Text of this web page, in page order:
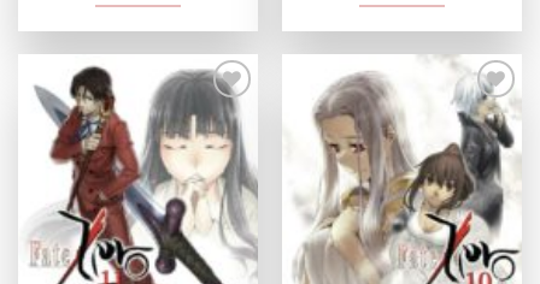
Ajouter
à la
wishlist
Ajouter
à la
wishlist